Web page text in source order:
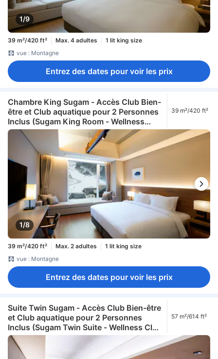
1/9
39 m²/420 ft² Max. 4 adultes
1 lit king size
vue : Montagne
Entrez des dates pour voir les prix
Chambre King Sugam - Accès Club Bien-
être et Club aquatique pour 2 Personnes
Inclus (Sugam King Room - Wellness
Club and Aqua Club Access for 2
Included)
39 m²/420 ft²
1/8
39 m²/420 ft² Max. 2 adultes
1 lit king size
vue : Montagne
Entrez des dates pour voir les prix
Suite Twin Sugam - Accès Club Bien-être
et Club aquatique pour 2 Personnes
Inclus (Sugam Twin Suite - Wellness Club
and Aqua Club Access for 2 Included)
57 m²/614 ft²